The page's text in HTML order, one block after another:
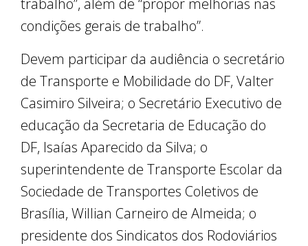
trabalho”, além de “propor melhorias nas
condições gerais de trabalho”.
Devem participar da audiência o secretário
de Transporte e Mobilidade do DF, Valter
Casimiro Silveira; o Secretário Executivo de
educação da Secretaria de Educação do
DF, Isaías Aparecido da Silva; o
superintendente de Transporte Escolar da
Sociedade de Transportes Coletivos de
Brasília, Willian Carneiro de Almeida; o
presidente dos Sindicatos dos Rodoviários